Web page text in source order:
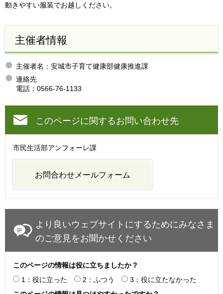
動きやすい服装でお越しください。
主催者情報
主催者名：安城市子育て健康部健康推進課
連絡先
電話：0566-76-1133
このページに関するお問い合わせ先
市民生活部アンフォーレ課
より良いウェブサイトにするためにみなさま
のご意見をお聞かせください
このページの情報は役に立ちましたか？
1：役に立った
2：ふつう
3：役に立たなかった